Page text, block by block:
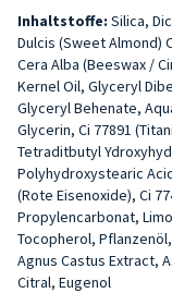
Inhaltstoffe: Silica,
Dulcis (Sweet Almond)
Cera Alba (Beeswax /
Kernel Oil, Glyceryl
Glyceryl Behenate,
Glycerin, Ci 77891
Tetraditbutyl
Polyhydroxystearic
(Rote Eisenoxide), Ci
Propylencarbonat,
Tocopherol,
Agnus Castus Extract,
Citral, Eugenol